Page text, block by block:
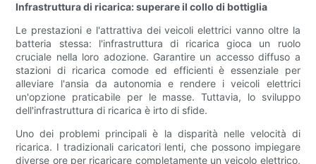
Infrastruttura di ricarica: superare il collo di bottiglia
Le prestazioni e l'attrattiva dei veicoli elettrici vanno oltre la
batteria stessa: l'infrastruttura di ricarica gioca un ruolo
cruciale nella loro adozione. Garantire un accesso diffuso a
stazioni di ricarica comode ed efficienti è essenziale per
alleviare l'ansia da autonomia e rendere i veicoli elettrici
un'opzione praticabile per le masse. Tuttavia, lo sviluppo
dell'infrastruttura di ricarica è irto di sfide.
Uno dei problemi principali è la disparità nelle velocità di
ricarica. I tradizionali caricatori lenti, che possono impiegare
diverse ore per ricaricare completamente un veicolo elettrico,